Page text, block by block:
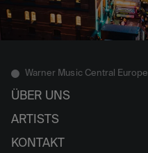
Warner Music Central Europe
ÜBER UNS
ARTISTS
KONTAKT